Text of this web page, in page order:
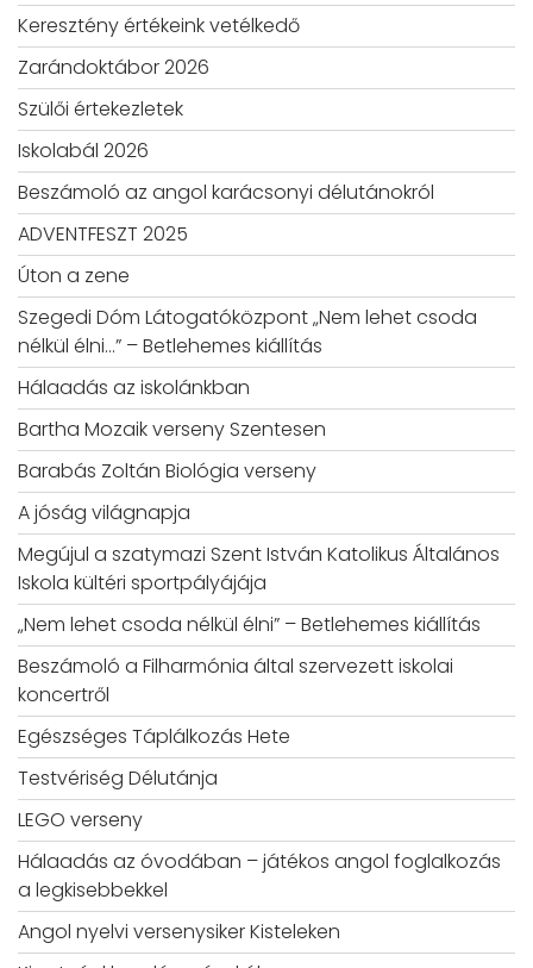
Keresztény értékeink vetélkedő
Zarándoktábor 2026
Szülői értekezletek
Iskolabál 2026
Beszámoló az angol karácsonyi délutánokról
ADVENTFESZT 2025
Úton a zene
Szegedi Dóm Látogatóközpont „Nem lehet csoda
nélkül élni…” – Betlehemes kiállítás
Hálaadás az iskolánkban
Bartha Mozaik verseny Szentesen
Barabás Zoltán Biológia verseny
A jóság világnapja
Megújul a szatymazi Szent István Katolikus Általános
Iskola kültéri sportpályájája
„Nem lehet csoda nélkül élni” – Betlehemes kiállítás
Beszámoló a Filharmónia által szervezett iskolai
koncertről
Egészséges Táplálkozás Hete
Testvériség Délutánja
LEGO verseny
Hálaadás az óvodában – játékos angol foglalkozás
a legkisebbekkel
Angol nyelvi versenysiker Kisteleken